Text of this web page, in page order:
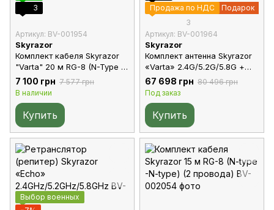
3
Артикул: BV-001954
Skyrazor
Комплект кабеля Skyrazor
"Varta" 20 м RG-8 (N-Type -
QMA) (2 провода)
7 100 грн 7 577 грн
В наличии
Купить
Подарок
Продажа по НДС
3
Артикул: BV-001964
Skyrazor
Комплект антенна Skyrazor
«Varta» 2.4G/5.2G/5.8G +
кабель 20м RG-8 + штатив
+ кронштейн
67 698 грн 80 496 грн
Под заказ
Купить
Выбор военных